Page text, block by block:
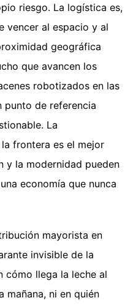
riesgo. La logística es,
vencer al espacio y al
geográfica
que avancen los
robotizados en las
punto de referencia
La
frontera es el mejor
y la modernidad pueden
economía que nunca
mayorista en
invisible de la
cómo llega la leche al
mañana, ni en quién